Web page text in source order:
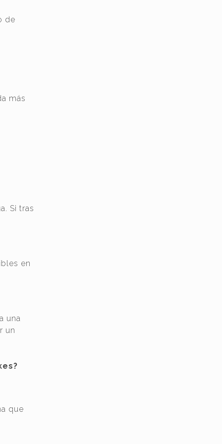
de
más
Si tras
en
una
un
que